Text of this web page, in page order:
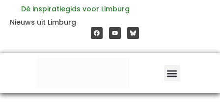
inhoud
Dé inspiratiegids voor Limburg
Nieuws uit Limburg
a
c
e
o
o
o
u
t
b
e